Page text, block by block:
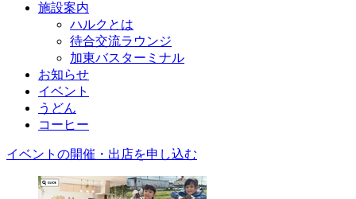
施設案内
ハルクとは
待合交流ラウンジ
加東バスターミナル
お知らせ
イベント
うどん
コーヒー
イベントの開催・出店を申し込む